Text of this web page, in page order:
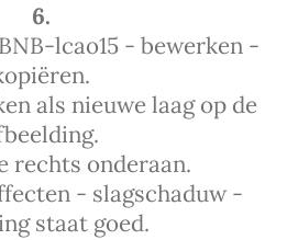
6.
lcao15 - bewerken -
als nieuwe laag op de
rechts onderaan.
- slagschaduw -
staat goed.